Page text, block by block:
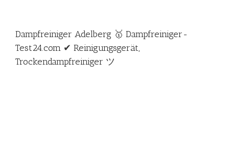
Dampfreiniger Adelberg 🥇 Dampfreiniger-
Test24.com ✔ Reinigungsgerät,
Trockendampfreiniger ツ